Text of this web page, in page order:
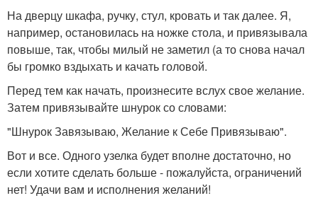
На дверцу шкафа, ручку, стул, кровать и так далее. Я,
например, остановилась на ножке стола, и привязывала
повыше, так, чтобы милый не заметил (а то снова начал
бы громко вздыхать и качать головой.
Перед тем как начать, произнесите вслух свое желание.
Затем привязывайте шнурок со словами:
"Шнурок Завязываю, Желание к Себе Привязываю".
Вот и все. Одного узелка будет вполне достаточно, но
если хотите сделать больше - пожалуйста, ограничений
нет! Удачи вам и исполнения желаний!